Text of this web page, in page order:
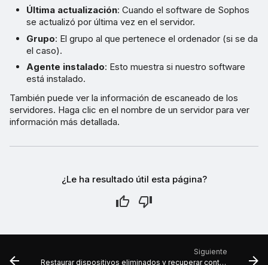
Última actualización: Cuando el software de Sophos
se actualizó por última vez en el servidor.
Grupo: El grupo al que pertenece el ordenador (si se da
el caso).
Agente instalado: Esto muestra si nuestro software
está instalado.
También puede ver la información de escaneado de los
servidores. Haga clic en el nombre de un servidor para ver
información más detallada.
¿Le ha resultado útil esta página?
Siguiente
Restaurar dispositivos eliminados y recuperar contraseñas de protección contra manipulaciones